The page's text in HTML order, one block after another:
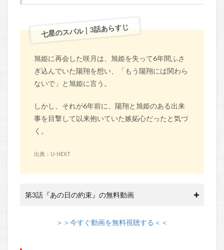
七星のスバル｜3話あらすじ
旭姫に再会した咲月は、旭姫を失って6年間ふさ
ぎ込んでいた陽翔を想い、「もう陽翔には関わら
ないで」と旭姫に言う。
しかし、それが6年前に、陽翔と旭姫のある出来
事を目撃して以来抱いていた嫉妬心だったと気づ
く。
出典：U-NEXT
第3話『あの日の約束』の無料動画
＞＞今すぐ動画を無料視聴する＜＜